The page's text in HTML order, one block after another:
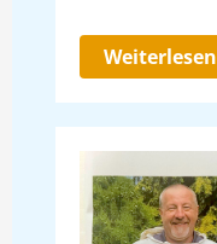
Weiterlesen